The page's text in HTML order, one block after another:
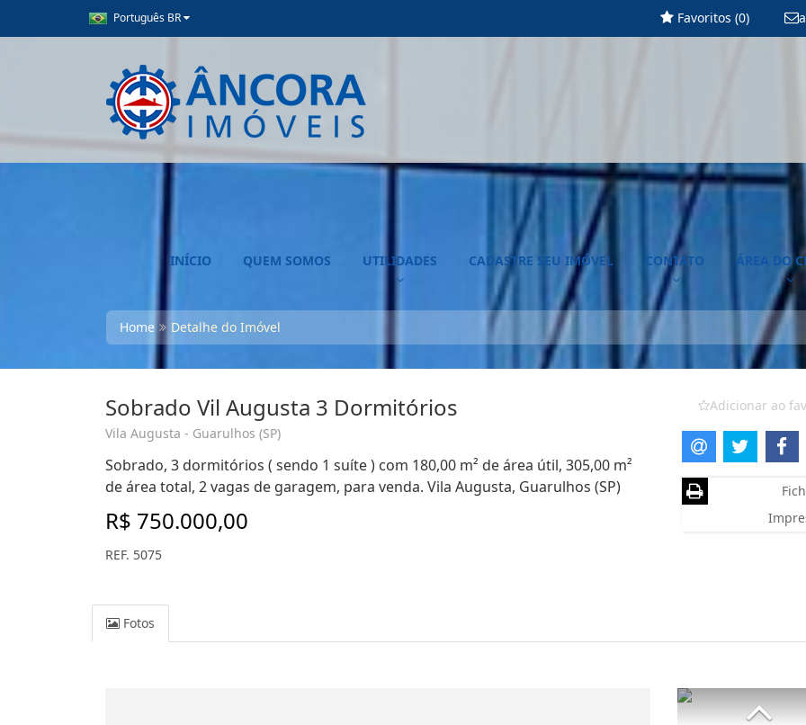
Português BR Favoritos (0)
INÍCIO QUEM SOMOS UTILIDADES CADASTRE SEU IMÓVEL CONTATO ÁREA DO
Home Detalhe do Imóvel
Sobrado Vil Augusta 3 Dormitórios
Vila Augusta - Guarulhos (SP)
Sobrado, 3 dormitórios ( sendo 1 suíte ) com 180,00 m² de área útil, 305,00 m²
de área total, 2 vagas de garagem, para venda. Vila Augusta, Guarulhos (SP)
R$ 750.000,00
REF. 5075
Adicionar ao
Fotos